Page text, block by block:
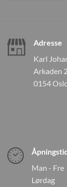
Adresse
Karl
Arkaden
0154
Man -
Lørdag